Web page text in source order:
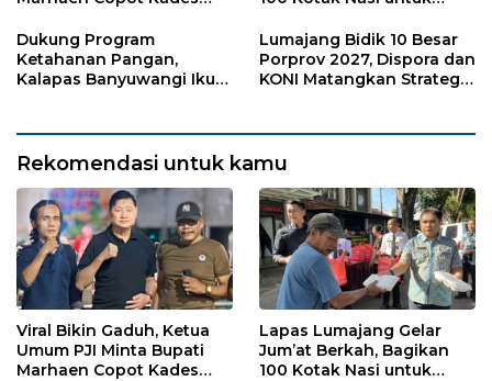
Dukung Program
Ketahanan Pangan,
Kalapas Banyuwangi Ikuti
Ngajum
Lumajang Bidik 10 Besar
Porprov 2027, Dispora dan
KONI Matangkan Strategi
Rekomendasi untuk kamu
Viral Bikin Gaduh, Ketua
Umum PJI Minta Bupati
Marhaen Copot Kades
Lapas Lumajang Gelar
Jum’at Berkah, Bagikan
100 Kotak Nasi untuk